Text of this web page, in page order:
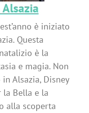
è iniziato
Questa
è la
e magia. Non
Alsazia, Disney
la Bella e la
alla scoperta